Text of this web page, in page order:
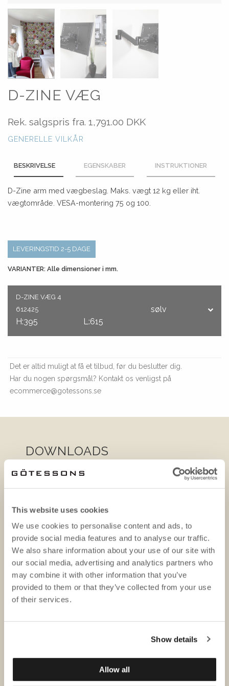
This website uses cookies
We use cookies to personalise content and ads, to
provide social media features and to analyse our traffic.
We also share information about your use of our site with
our social media, advertising and analytics partners who
may combine it with other information that you’ve
provided to them or that they’ve collected from your use
of their services.
Show details
Allow all
D-ZINE VÆG
Rek. salgspris fra. 1,791.00 DKK
GENERELLE VILKÅR
BESKRIVELSE EGENSKABER INSTRUKTIONER
D-Zine arm med vægbeslag. Maks. vægt 12 kg eller iht.
vægtområde. VESA-montering 75 og 100.
LEVERINGSTID 2-5 DAGE
VARIANTER: Alle dimensioner i mm.
D-ZINE VÆG 4
612425
sølv
H:395
L:615
Det er altid muligt at få et tilbud, før du beslutter dig.
Har du nogen spørgsmål? Kontakt os venligst på
ecommerce@gotessons.se
DOWNLOADS
Produktark